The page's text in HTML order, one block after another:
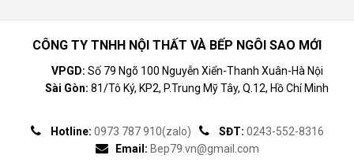
CÔNG TY TNHH NỘI THẤT VÀ BẾP NGÔI SAO MỚI
VPGD: Số 79 Ngõ 100 Nguyễn Xiển-Thanh Xuân-Hà Nội
Sài Gòn: 81/Tô Ký, KP2, P.Trung Mỹ Tây, Q.12, Hồ Chí Minh
Hotline: 0973 787 910(zalo) SĐT: 0243-552-8316
Email: Bep79.vn@gmail.com